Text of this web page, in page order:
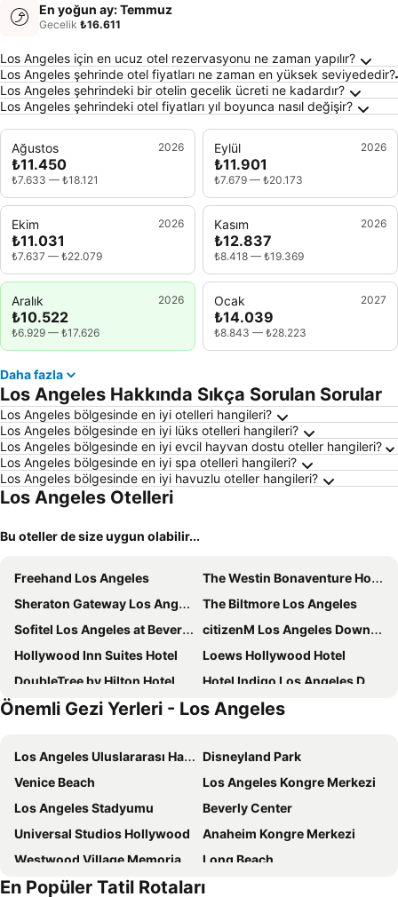
En yoğun ay: Temmuz
Gecelik ₺16.611
Los Angeles Hakkında Sıkça Sorulan Sorular
Los Angeles için en ucuz otel rezervasyonu ne zaman yapılır?
Los Angeles şehrinde otel fiyatları ne zaman en yüksek seviyededir?
Los Angeles şehrindeki bir otelin gecelik ücreti ne kadardır?
Los Angeles şehrindeki otel fiyatları yıl boyunca nasıl değişir?
Ağustos 2026
₺11.450
₺7.633 — ₺18.121
Eylül 2026
₺11.901
₺7.679 — ₺20.173
Ekim 2026
₺11.031
₺7.637 — ₺22.079
Kasım 2026
₺12.837
₺8.418 — ₺19.369
Aralık 2026
₺10.522
₺6.929 — ₺17.626
Ocak 2027
₺14.039
₺8.843 — ₺28.223
Daha fazla
Los Angeles Hakkında Sıkça Sorulan Sorular
Los Angeles bölgesinde en iyi otelleri hangileri?
Los Angeles bölgesinde en iyi lüks otelleri hangileri?
Los Angeles bölgesinde en iyi evcil hayvan dostu oteller hangileri?
Los Angeles bölgesinde en iyi spa otelleri hangileri?
Los Angeles bölgesinde en iyi havuzlu oteller hangileri?
Los Angeles Otelleri
Bu oteller de size uygun olabilir...
Freehand Los Angeles
The Westin Bonaventure Hotel & Suites, Los Angeles
Sheraton Gateway Los Angeles Hotel
The Biltmore Los Angeles
Sofitel Los Angeles at Beverly Hills
citizenM Los Angeles Downtown
Hollywood Inn Suites Hotel
Loews Hollywood Hotel
DoubleTree by Hilton Hotel Los Angeles Downtown
Hotel Indigo Los Angeles Downtown By Ihg
Sheraton Grand Los Angeles
Holiday Inn Los Angeles - LAX Airport by IHG
Intercontinental Hotels Los Angeles Downtown By Ihg
JW Marriott Los Angeles L.A. LIVE
Hyatt Place LAX/Century Blvd
Hotel Angeleno
Hilton Garden Inn LAX Los Angeles Airport
Studio 6 Suites Los Angeles, CA - Los Angeles - LAX
STILE Downtown Los Angeles
The Beverly Hills Hotel
The Godfrey Hotel Hollywood
Beverly Wilshire, A Four Seasons Hotel
Fairmont Century Plaza Los Angeles at Beverly Hills
Aventura Hotel
Önemli Gezi Yerleri - Los Angeles
Los Angeles Uluslararası Havaalanı
Disneyland Park
Venice Beach
Los Angeles Kongre Merkezi
Los Angeles Stadyumu
Beverly Center
Universal Studios Hollywood
Anaheim Kongre Merkezi
Westwood Village Memorial Park Cemetery
Long Beach
Sunset Strip
Hollywood Burbank Airport
En Popüler Tatil Rotaları